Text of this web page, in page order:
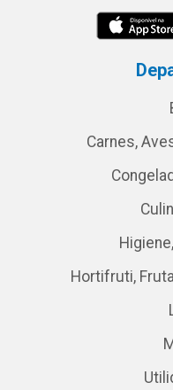
Carnes,
Hortifruti,